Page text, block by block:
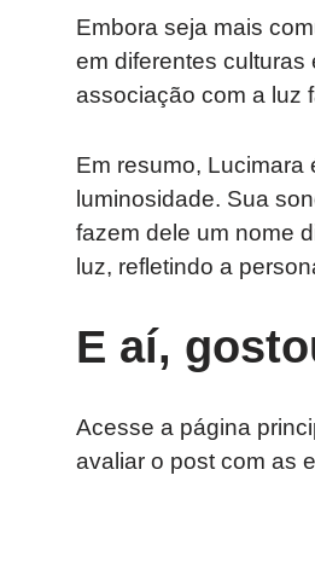
Embora seja mais
em diferentes
associação com a luz
Em resumo, Lucimara
luminosidade. Sua
fazem dele um nome
luz, refletindo a
E aí,
Acesse a página
avaliar o post com as